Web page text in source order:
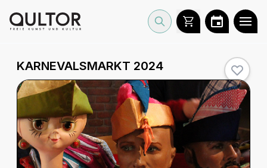
KARNEVALSMARKT 2024